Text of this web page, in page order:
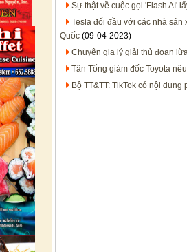
Sự thật về cuộc gọi 'Flash AI'
Tesla đối đầu với các nhà sản
Quốc (09-04-2023)
Chuyên gia lý giải thủ đoạn
Tân Tổng giám đốc Toyota
Bộ TT&TT: TikTok có nội